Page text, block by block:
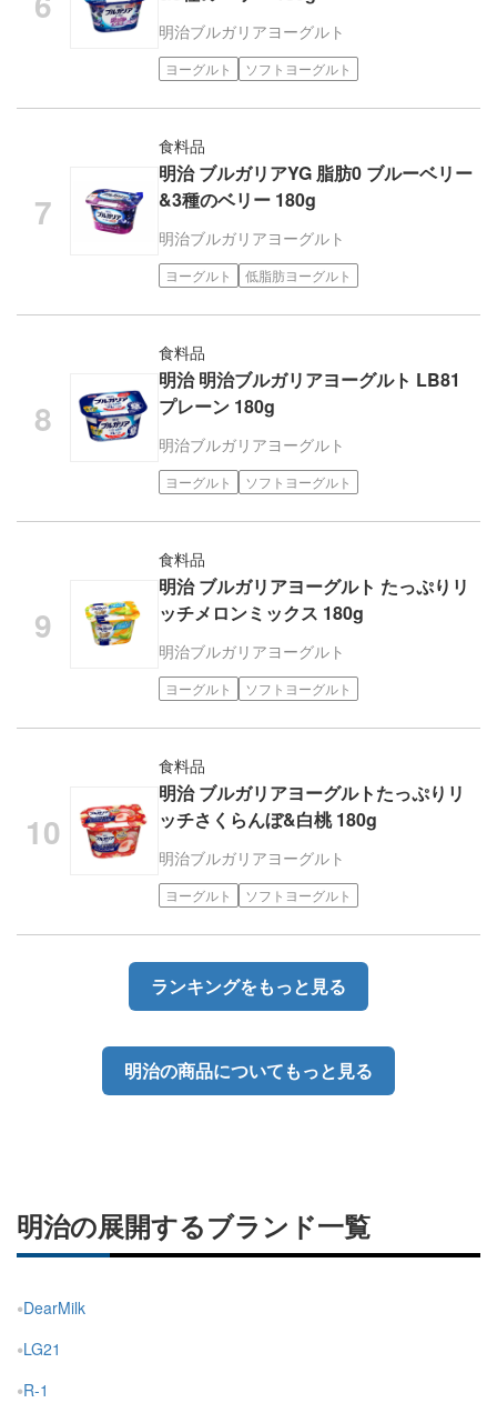
明治ブルガリアヨーグルト
ヨーグルト ソフトヨーグルト
食料品
明治 ブルガリアYG 脂肪0 ブルーベリー
&3種のベリー 180g
明治ブルガリアヨーグルト
ヨーグルト 低脂肪ヨーグルト
食料品
明治 明治ブルガリアヨーグルト LB81
プレーン 180g
明治ブルガリアヨーグルト
ヨーグルト ソフトヨーグルト
食料品
明治 ブルガリアヨーグルト たっぷりリ
ッチメロンミックス 180g
明治ブルガリアヨーグルト
ヨーグルト ソフトヨーグルト
食料品
明治 ブルガリアヨーグルトたっぷりリ
ッチさくらんぼ&白桃 180g
明治ブルガリアヨーグルト
ヨーグルト ソフトヨーグルト
ランキングをもっと見る
明治の商品についてもっと見る
明治の展開するブランド一覧
DearMilk
LG21
R-1